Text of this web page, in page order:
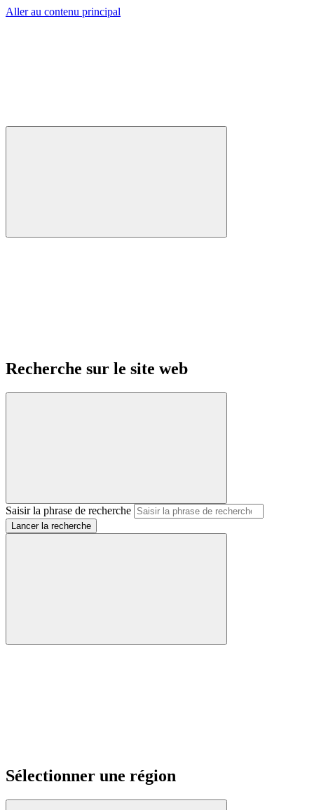
Aller au contenu principal
Recherche sur le site web
Saisir la phrase de recherche
Lancer la recherche
Sélectionner une région